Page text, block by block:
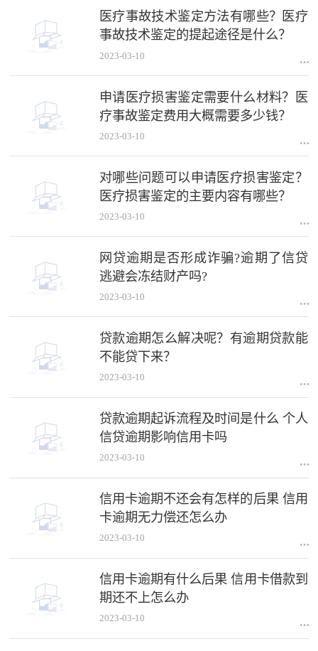
医疗事故技术鉴定方法有哪些？医疗
事故技术鉴定的提起途径是什么？
2023-03-10
申请医疗损害鉴定需要什么材料？医
疗事故鉴定费用大概需要多少钱？
2023-03-10
对哪些问题可以申请医疗损害鉴定？
医疗损害鉴定的主要内容有哪些？
2023-03-10
网贷逾期是否形成诈骗?逾期了信贷
逃避会冻结财产吗?
2023-03-10
贷款逾期怎么解决呢？有逾期贷款能
不能贷下来？
2023-03-10
贷款逾期起诉流程及时间是什么 个人
信贷逾期影响信用卡吗
2023-03-10
信用卡逾期不还会有怎样的后果 信用
卡逾期无力偿还怎么办
2023-03-10
信用卡逾期有什么后果 信用卡借款到
期还不上怎么办
2023-03-10